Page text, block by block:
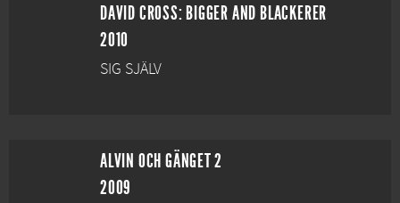
DAVID CROSS: BIGGER AND BLACKERER
2010
SIG SJÄLV
ALVIN OCH GÄNGET 2
2009